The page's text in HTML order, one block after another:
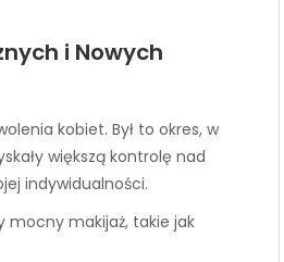
i Nowych
kobiet. Był to okres, w
większą kontrolę nad
indywidualności.
mocny makijaż, takie jak